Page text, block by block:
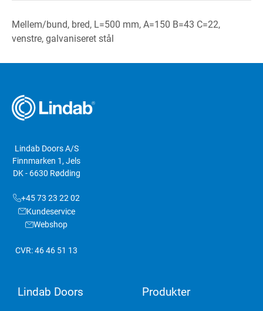
Mellem/bund, bred, L=500 mm, A=150 B=43 C=22,
venstre, galvaniseret stål
Lindab Doors A/S
Finnmarken 1, Jels
DK - 6630 Rødding
+45 73 23 22 02
Kundeservice
Webshop
CVR: 46 46 51 13
Lindab Doors Produkter